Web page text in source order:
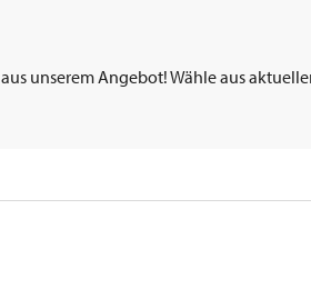
unserem Angebot! Wähle aus